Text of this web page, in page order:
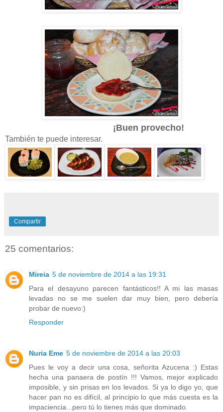
¡Buen provecho!
También te puede interesar.
Compartir
25 comentarios:
Mireia 5 de noviembre de 2014 a las 19:31
Para el desayuno parecen fantásticos!! A mi las masas
levadas no se me suelen dar muy bien, pero debería
probar de nuevo:)
Responder
Nuria Eme 5 de noviembre de 2014 a las 20:03
Pues le voy a decir una cosa, señorita Azucena :) Estas
hecha una panaera de postín !!! Vamos, mejor explicado
imposible, y sin prisas en los levados. Si ya lo digo yo, que
hacer pan no es difícil, al principio lo que más cuesta es la
impaciencia...pero tú lo tienes más que dominado.